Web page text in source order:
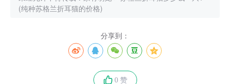
(纯种苏格兰折耳猫的价格)
分享到：
0 赞